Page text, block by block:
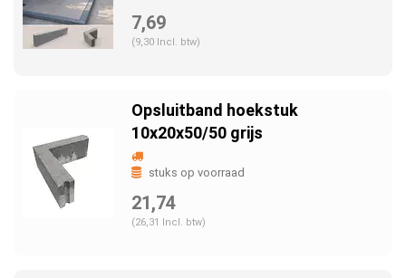
7,69
(9,30 Incl. btw)
Opsluitband hoekstuk
10x20x50/50 grijs
stuks op voorraad
21,74
(26,31 Incl. btw)